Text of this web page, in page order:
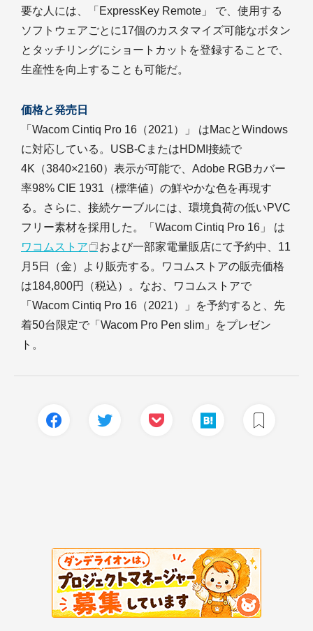
要な人には、「ExpressKey Remote」 で、使用する
ソフトウェアごとに17個のカスタマイズ可能なボタン
とタッチリングにショートカットを登録することで、
生産性を向上することも可能だ。
価格と発売日
「Wacom Cintiq Pro 16（2021）」 はMacとWindows
に対応している。USB-CまたはHDMI接続で
4K（3840×2160）表示が可能で、Adobe RGBカバー
率98% CIE 1931（標準値）の鮮やかな色を再現す
る。さらに、接続ケーブルには、環境負荷の低いPVC
フリー素材を採用した。「Wacom Cintiq Pro 16」 は
ワコムストア
および一部家電量販店にて予約中、11
月5日（金）より販売する。ワコムストアの販売価格
は184,800円（税込）。なお、ワコムストアで
「Wacom Cintiq Pro 16（2021）」を予約すると、先
着50台限定で「Wacom Pro Pen slim」をプレゼン
ト。